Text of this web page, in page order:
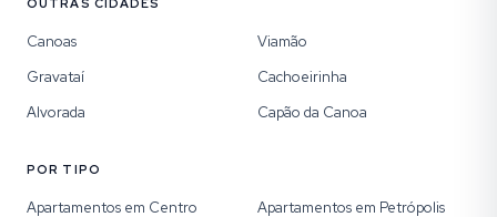
OUTRAS CIDADES
Canoas
Viamão
Gravataí
Cachoeirinha
Alvorada
Capão da Canoa
POR TIPO
Apartamentos em Centro
Apartamentos em Petrópolis